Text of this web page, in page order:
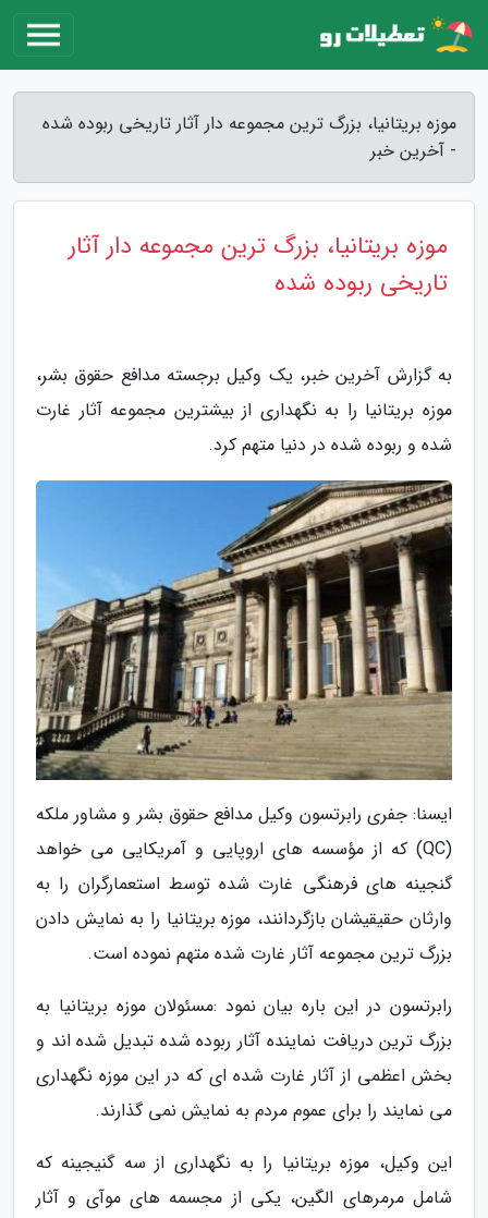
موزه بریتانیا، بزرگ ترین مجموعه دار آثار تاریخی ربوده شده
- آخرین خبر
موزه بریتانیا، بزرگ ترین مجموعه دار آثار
تاریخی ربوده شده
به گزارش آخرین خبر، یک وکیل برجسته مدافع حقوق بشر،
موزه بریتانیا را به نگهداری از بیشترین مجموعه آثار غارت
شده و ربوده شده در دنیا متهم کرد.
ایسنا: جفری رابرتسون وکیل مدافع حقوق بشر و مشاور ملکه
(QC) که از مؤسسه های اروپایی و آمریکایی می خواهد
گنجینه های فرهنگی غارت شده توسط استعمارگران را به
وارثان حقیقیشان بازگردانند، موزه بریتانیا را به نمایش دادن
بزرگ ترین مجموعه آثار غارت شده متهم نموده است.
رابرتسون در این باره بیان نمود :مسئولان موزه بریتانیا به
بزرگ ترین دریافت نماینده آثار ربوده شده تبدیل شده اند و
بخش اعظمی از آثار غارت شده ای که در این موزه نگهداری
می نمایند را برای عموم مردم به نمایش نمی گذارند.
این وکیل، موزه بریتانیا را به نگهداری از سه گنیجینه که
شامل مرمرهای الگین، یکی از مجسمه های موآی و آثار